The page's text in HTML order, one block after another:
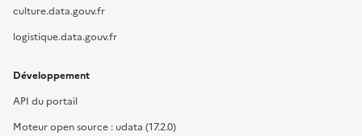
culture.data.gouv.fr
logistique.data.gouv.fr
Développement
API du portail
Moteur open source : udata (17.2.0)